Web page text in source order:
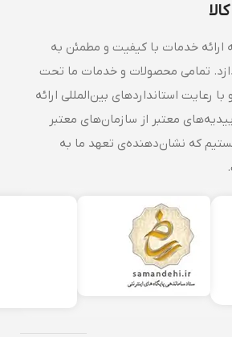
خدمات با کیفیت و مطمئن به
تمامی محصولات و خدمات ما تحت
استانداردهای بین‌المللی ارائه
معتبر از سازمان‌های معتبر
که نشان‌دهنده‌ی تعهد ما به